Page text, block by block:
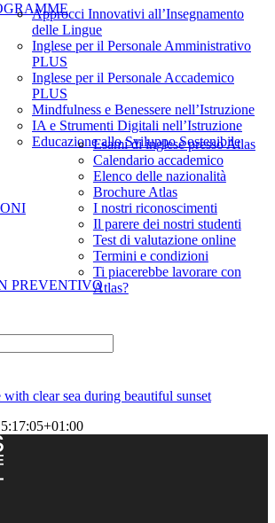
Approcci Innovativi all’Insegnamento
delle Lingue
Inglese per il Personale Amministrativo
PLUS
Inglese per il Personale Accademico
PLUS
Mindfulness e Benessere nell’Istruzione
IA e Strumenti Digitali nell’Istruzione
Educazione allo Sviluppo Sostenibile
Esami di inglese presso Atlas
Calendario accademico
Elenco delle nazionalità
Brochure Atlas
I nostri riconoscimenti
Il parere dei nostri studenti
Test di valutazione online
Termini e condizioni
Ti piacerebbe lavorare con
Atlas?
PREVENTIVO